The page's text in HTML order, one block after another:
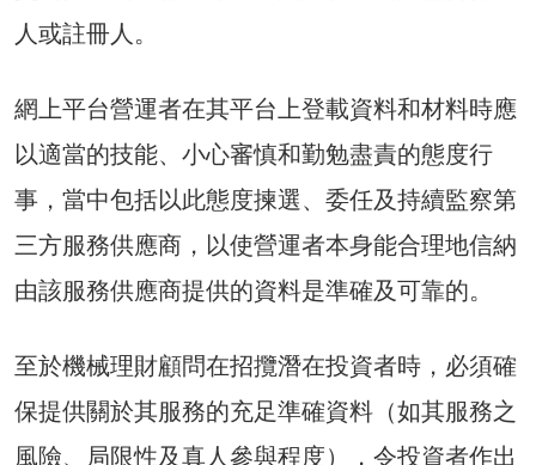
人或註冊人。
網上平台營運者在其平台上登載資料和材料時應
以適當的技能、小心審慎和勤勉盡責的態度行
事，當中包括以此態度揀選、委任及持續監察第
三方服務供應商，以使營運者本身能合理地信納
由該服務供應商提供的資料是準確及可靠的。
至於機械理財顧問在招攬潛在投資者時，必須確
保提供關於其服務的充足準確資料（如其服務之
風險、局限性及真人參與程度），令投資者作出